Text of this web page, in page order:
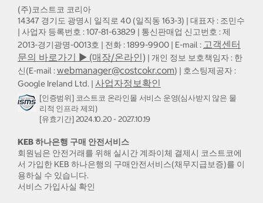
(주)코스트코 코리아
14347 경기도 광명시 일직로 40 (일직동 163-3) | 대표자 : 조민수
| 사업자 등록번호 : 107-81-63829 | 통신판매업 신고번호 : 제
2013-경기광명-0013호 | 전화 : 1899-9900 | E-mail : 고객센터
문의 바로가기 ▶ (매장/온라인) | 개인 정보 보호책임자 : 한
신(E-mail :webmanager@costcokr.com) | 호스팅제공자 :
Google Ireland Ltd. | 사업자정보확인
[인증범위] 코스트코 온라인몰 서비스 운영(심사받지 않은 물
리적 인프라 제외)
[유효기간] 2024.10.20 - 2027.10.19
KEB 하나은행 구매 안전서비스
회원님은 안전거래를 위해 실시간 계좌이체 결제시 코스트코에
서 가입한 KEB 하나은행의 구매안전서비스(채무지급보증)를 이
용하실 수 있습니다.
서비스 가입사실 확인